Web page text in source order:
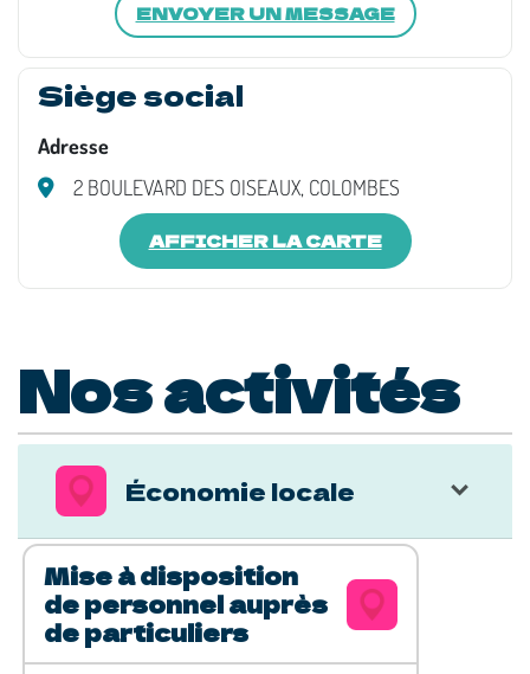
ENVOYER UN MESSAGE
Siège social
Adresse
2 BOULEVARD DES OISEAUX, COLOMBES
AFFICHER LA CARTE
Nos activités
Économie locale
Mise à disposition
de personnel auprès
de particuliers